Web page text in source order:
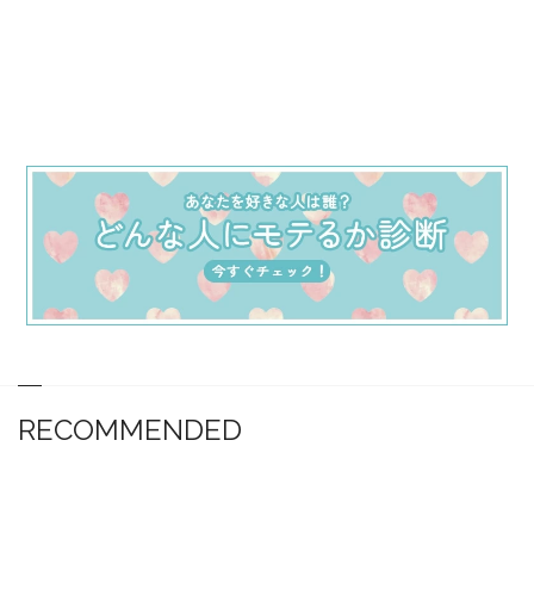
RECOMMENDED